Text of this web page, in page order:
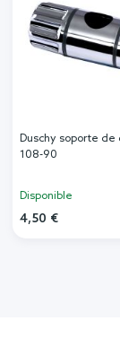
Duschy soporte de
108-90
Disponible
4,50 €